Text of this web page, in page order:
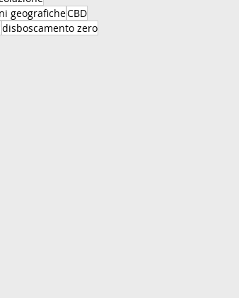
geograficheCBD
disboscamento zero